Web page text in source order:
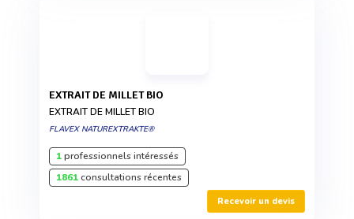
EXTRAIT DE MILLET BIO
EXTRAIT DE MILLET BIO
FLAVEX NATUREXTRAKTE®
1professionnels intéressés
1861consultations récentes
Recevoir un devis